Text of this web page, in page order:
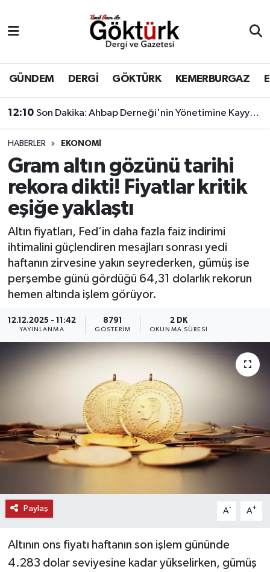
GÜNDEM DERGİ GÖKTÜRK KEMERBURGAZ
12:10 Son Dakika: Ahbap Derneği'nin Yönetimine Kayyum Atandı
HABERLER EKONOMİ
Gram altın gözünü tarihi
rekora dikti! Fiyatlar kritik
eşiğe yaklaştı
Altın fiyatları, Fed’in daha fazla faiz indirimi
ihtimalini güçlendiren mesajları sonrası yedi
haftanın zirvesine yakın seyrederken, gümüş ise
perşembe günü gördüğü 64,31 dolarlık rekorun
hemen altında işlem görüyor.
12.12.2025 - 11:42
YAYINLANMA
8791
GÖSTERIM
2 DK
OKUNMA SÜRESI
Paylaş A- A+
Altının ons fiyatı haftanın son işlem gününde
4.283 dolar seviyesine kadar yükselirken, gümüş
BİLİM
DERGİ
DÜNYA
EĞİTİM
EKONOMİ
GÖKTÜRK
GÜNDEM
KEMERBURGAZ
KÜLTÜR - SANAT
MAGAZİN
ÖZEL HABER
SPOR
TİCARET
YAŞAM
Eyüpsultan Hava Durumu
Eyüpsultan Trafik Yoğunluk Haritası
Süper Lig Puan Durumu ve Fikstür
Tüm Manşetler
Son Dakika Haberleri
Haber Arşivi